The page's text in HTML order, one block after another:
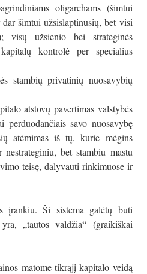
oligarchams (šimtui
dar šimtui užsislaptinusių, bet visi
visų užsienio bei strateginės
kontrolė per specialius
stambių privatinių nuosavybių
atstovų pavertimas valstybės
perduodančiais savo nuosavybę
atėmimas iš tų, kurie mėgins
bet stambiu mastu
teisę, dalyvauti rinkimuose ir
įrankiu. Ši sistema galėtų būti
„tautos valdžia“ (graikiškai
matome tikrąjį kapitalo veidą